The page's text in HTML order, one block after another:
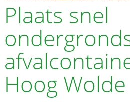
Plaats snel
Hoog Wolde